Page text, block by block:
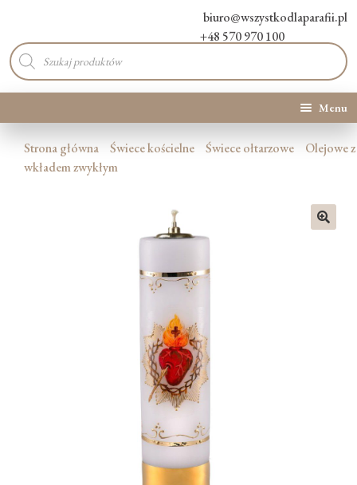
biuro@wszystkodlaparafii.pl
+48 570 970 100
Wyszukiwarka
produktów
Menu
Kategorie produktów
Strona główna Świece kościelne Świece ołtarzowe
Olejowe z
wkładem zwykłym